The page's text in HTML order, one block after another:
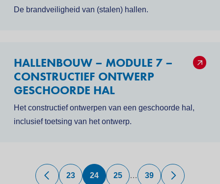
De brandveiligheid van (stalen) hallen.
HALLENBOUW – MODULE 7 –
CONSTRUCTIEF ONTWERP
GESCHOORDE HAL
Het constructief ontwerpen van een geschoorde hal,
inclusief toetsing van het ontwerp.
VorigePagina
23
Huidige
24
Pagina
25 …
Laatste
39 Volgende